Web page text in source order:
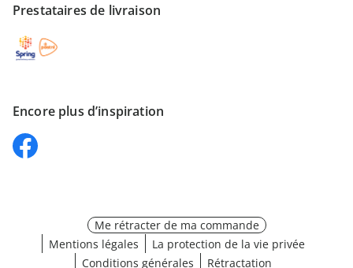
Prestataires de livraison
Encore plus d’inspiration
Me rétracter de ma commande
Mentions légales
La protection de la vie privée
Conditions générales
Rétractation